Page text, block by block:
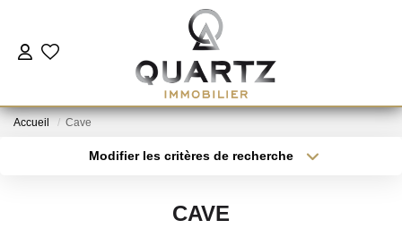
ESTIMER
Accueil Cave
Modifier les critères de recherche
CAVE